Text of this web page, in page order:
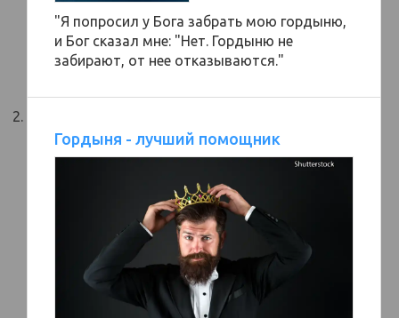
"Я попросил у Бога забрать мою гордыню,
и Бог сказал мне: "Нет. Гордыню не
забирают, от нее отказываются."
Гордыня - лучший помощник